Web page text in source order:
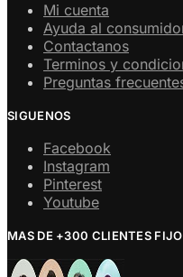
Mi cuenta
Ayuda al
Contactanos
Terminos y
Preguntas
SIGUENOS
Facebook
Instagram
Pinterest
Youtube
MAS DE +300 CLIENTES